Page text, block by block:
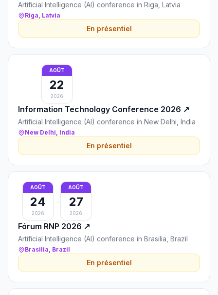
Artificial Intelligence (AI) conference in Riga, Latvia
Riga, Latvia
En présentiel
AOÛT
22
2026
Information Technology Conference 2026 ↗
Artificial Intelligence (AI) conference in New Delhi, India
New Delhi, India
En présentiel
AOÛT
24
2026
→
AOÛT
27
2026
Fórum RNP 2026 ↗
Artificial Intelligence (AI) conference in Brasilia, Brazil
Brasilia, Brazil
En présentiel